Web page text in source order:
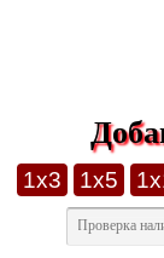
1x3 1x5